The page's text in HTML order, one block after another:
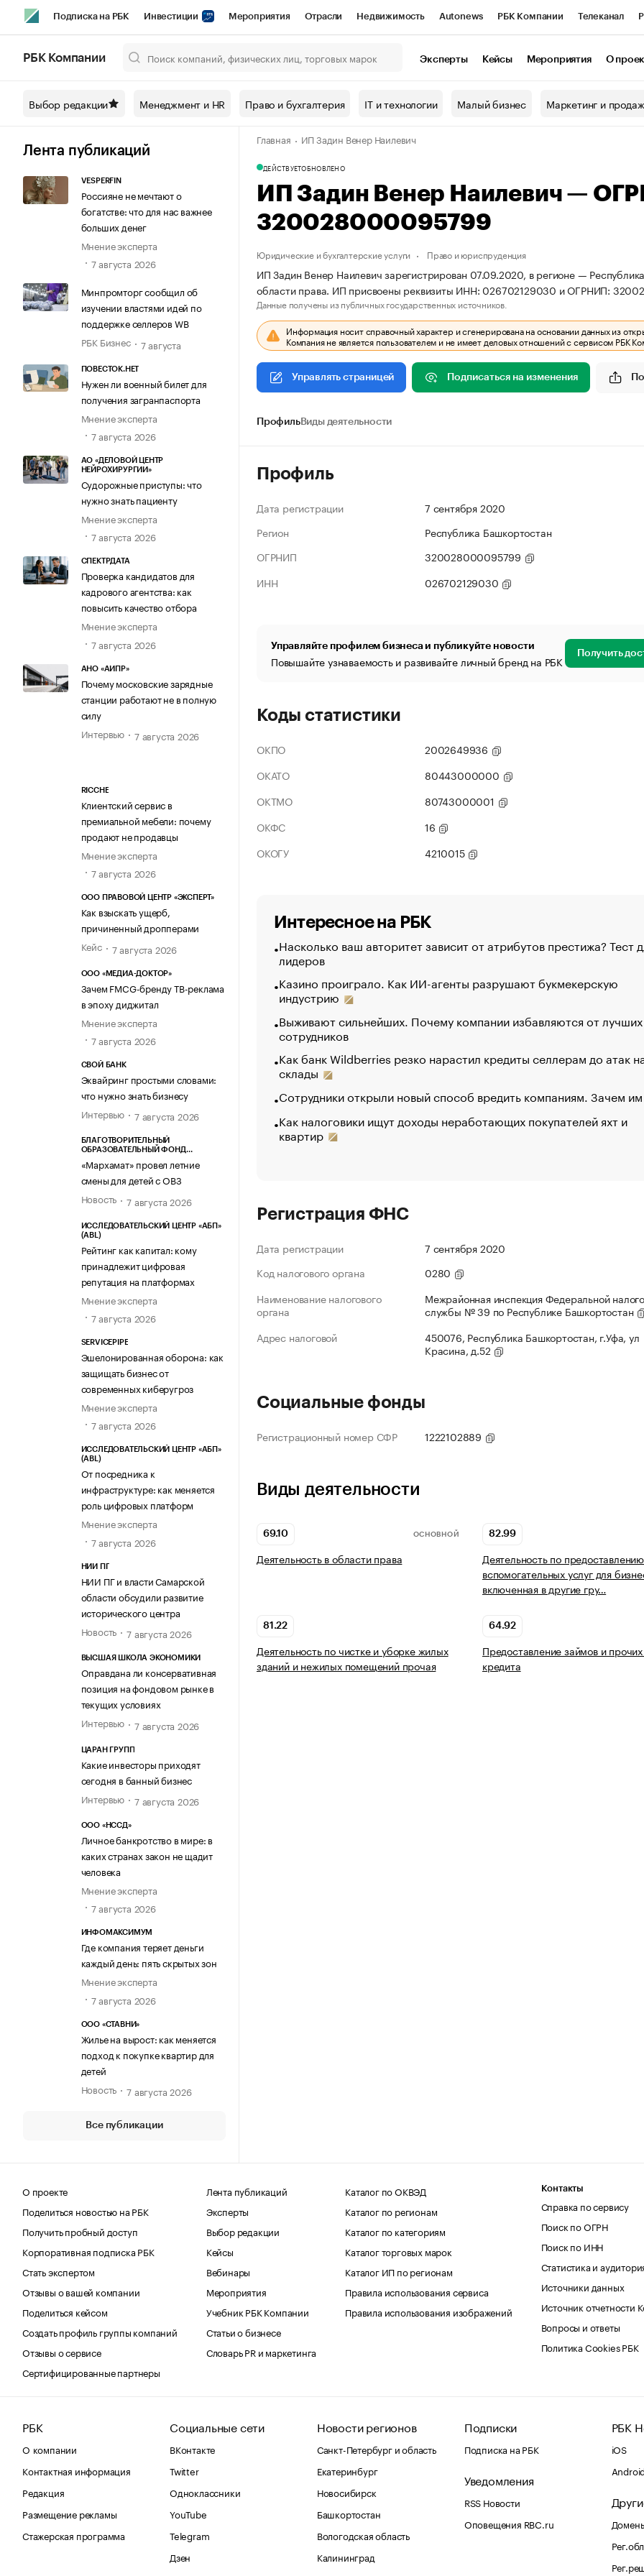
Подписка на РБК Инвестиции Мероприятия Отрасли Недвижимость Autonews РБК Компании Телеканал
Спецпроекты СПб Конференции СПб Спецпроекты Проверка контрагентов
Технологии и медиа Рынок наличной валюты
РБК Компании Эксперты Кейсы Мероприятия О
Выбор редакции Менеджмент и HR Право и бухгалтерия IT и технологии Малый бизнес Маркетинг и
Лента публикаций
VESPERFIN
Россияне не мечтают о
богатстве: что для нас важнее
больших денег
Мнение эксперта
7 августа 2026
Минпромторг сообщил об
изучении властями идей по
поддержке селлеров WB
РБК Бизнес
7 августа
ПОВЕСТОК.НЕТ
Нужен ли военный билет для
получения загранпаспорта
Мнение эксперта
7 августа 2026
АО «ДЕЛОВОЙ ЦЕНТР
НЕЙРОХИРУРГИИ»
Судорожные приступы: что
нужно знать пациенту
Мнение эксперта
7 августа 2026
СПЕКТРДАТА
Проверка кандидатов для
кадрового агентства: как
повысить качество отбора
Мнение эксперта
7 августа 2026
АНО «АИПР»
Почему московские зарядные
станции работают не в полную
силу
Интервью
7 августа 2026
RICCHE
Клиентский сервис в
премиальной мебели: почему
продают не продавцы
Мнение эксперта
7 августа 2026
ООО ПРАВОВОЙ ЦЕНТР «ЭКСПЕРТ»
Как взыскать ущерб,
причиненный дропперами
Кейс
7 августа 2026
ООО «МЕДИА-ДОКТОР»
Зачем FMCG-бренду ТВ-реклама
в эпоху диджитал
Мнение эксперта
7 августа 2026
СВОЙ БАНК
Эквайринг простыми словами:
что нужно знать бизнесу
Интервью
7 августа 2026
БЛАГОТВОРИТЕЛЬНЫЙ
ОБРАЗОВАТЕЛЬНЫЙ ФОНД
«Мархамат» провел летние
смены для детей с ОВЗ
Новость
7 августа 2026
ИССЛЕДОВАТЕЛЬСКИЙ ЦЕНТР «АБП»
(ABL)
Рейтинг как капитал: кому
принадлежит цифровая
репутация на платформах
Мнение эксперта
7 августа 2026
SERVICEPIPE
Эшелонированная оборона: как
защищать бизнес от
современных киберугроз
Мнение эксперта
7 августа 2026
ИССЛЕДОВАТЕЛЬСКИЙ ЦЕНТР «АБП»
(ABL)
От посредника к
инфраструктуре: как меняется
роль цифровых платформ
Мнение эксперта
7 августа 2026
НИИ ПГ
НИИ ПГ и власти Самарской
области обсудили развитие
исторического центра
Новость
7 августа 2026
ВЫСШАЯ ШКОЛА ЭКОНОМИКИ
Оправдана ли консервативная
позиция на фондовом рынке в
текущих условиях
Интервью
7 августа 2026
ЦАРАН ГРУПП
Какие инвесторы приходят
сегодня в банный бизнес
Интервью
7 августа 2026
ООО «НССД»
Личное банкротство в мире: в
каких странах закон не щадит
человека
Мнение эксперта
7 августа 2026
ИНФОМАКСИМУМ
Где компания теряет деньги
каждый день: пять скрытых зон
Мнение эксперта
7 августа 2026
ООО «СТАВНИ»
Жилье на вырост: как меняется
подход к покупке квартир для
детей
Новость
7 августа 2026
Все публикации
Главная ИП Задин Венер Наилевич
ДЕЙСТВУЕТОБНОВЛЕНО
ИП Задин Венер Наилевич —
320028000095799
Юридические и бухгалтерские услуги Право и юриспруденция
ИП Задин Венер Наилевич зарегистрирован 07.09.2020, в регионе —
области права. ИП присвоены реквизиты ИНН: 026702129030 и ОГРНИП:
Данные получены из публичных государственных источников.
Информация носит справочный характер и сгенерирована на основании данных из
Компания не является пользователем и не имеет деловых отношений с сервисом РБК
Управлять страницей Подписаться на изменения
ПрофильВиды деятельности
Профиль
Дата регистрации
7 сентября 2020
Регион
Республика Башкортостан
ОГРНИП
320028000095799
ИНН
026702129030
Управляйте профилем бизнеса и публикуйте новости
Повышайте узнаваемость и развивайте личный бренд на РБК Получить
Коды статистики
ОКПО
2002649936
ОКАТО
80443000000
ОКТМО
80743000001
ОКФС
16
ОКОГУ
4210015
Интересное на РБК
Насколько ваш авторитет зависит от атрибутов престижа? Тест
лидеров
Казино проиграло. Как ИИ-агенты разрушают букмекерскую
индустрию
Выживают сильнейших. Почему компании избавляются от лучших
сотрудников
Как банк Wildberries резко нарастил кредиты селлерам до атак
склады
Сотрудники открыли новый способ вредить компаниям. Зачем
Как налоговики ищут доходы неработающих покупателей яхт и
квартир
Регистрация ФНС
Дата регистрации
7 сентября 2020
Код налогового органа
0280
Наименование налогового
органа
Межрайонная инспекция Федеральной
службы № 39 по Республике Башкортостан
Адрес налоговой
450076, Республика Башкортостан, г.Уфа, ул
Красина, д.52
Социальные фонды
Регистрационный номер СФР 1222102889
Виды деятельности
69.10 ОСНОВНОЙ
Деятельность в области права
82.99
Деятельность по
вспомогательных услуг для
включенная в другие гру…
81.22
Деятельность по чистке и уборке жилых
зданий и нежилых помещений прочая
64.92
Предоставление займов и
кредита
О проекте
Поделиться новостью на РБК
Получить пробный доступ
Корпоративная подписка РБК
Стать экспертом
Отзывы о вашей компании
Поделиться кейсом
Создать профиль группы компаний
Отзывы о сервисе
Сертифицированные партнеры
Лента публикаций
Эксперты
Выбор редакции
Кейсы
Вебинары
Мероприятия
Учебник РБК Компании
Статьи о бизнесе
Словарь PR и маркетинга
Каталог по ОКВЭД
Каталог по регионам
Каталог по категориям
Каталог торговых марок
Каталог ИП по регионам
Правила использования сервиса
Правила использования изображений
Контакты
Справка по сервису
Поиск по ОГРН
Поиск по ИНН
Статистика и
Источники данных
Источник отчетности
Вопросы и ответы
Политика Cookies РБК
РБК
О компании
Контактная информация
Редакция
Размещение рекламы
Стажерская программа
Социальные сети
ВКонтакте
Twitter
Одноклассники
YouTube
Telegram
Дзен
Новости регионов
Санкт-Петербург и область
Екатеринбург
Новосибирск
Башкортостан
Вологодская область
Калининград
Подписки
Подписка на РБК
Уведомления
RSS Новости
Оповещения RBC.ru
РБК
iOS